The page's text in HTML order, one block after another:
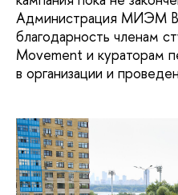
Администрация МИЭМ
благодарность членам
Movement и кураторам
в организации и